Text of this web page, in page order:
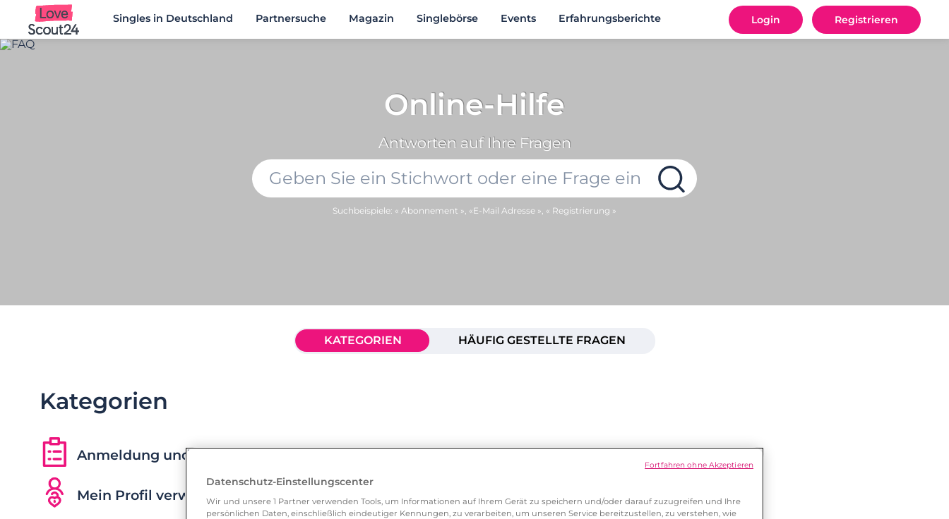
Singles in Deutschland Partnersuche Magazin Singlebörse Events Erfahrungsberichte Login Registrieren
Online-Hilfe
Antworten auf Ihre Fragen
Suchbeispiele: « Abonnement », «E-Mail Adresse », « Registrierung »
KATEGORIEN HÄUFIG GESTELLTE FRAGEN
Kategorien
Anmeldung und erste Schritte
Mein Profil verwalten
Datenschutz-Einstellungscenter
Wir und unsere 1 Partner verwenden Tools, um Informationen auf Ihrem Gerät zu speichern und/oder darauf zuzugreifen und Ihre
persönlichen Daten, einschließlich eindeutiger Kennungen, zu verarbeiten, um unseren Service bereitzustellen, zu verstehen, wie
Fortfahren ohne Akzeptieren